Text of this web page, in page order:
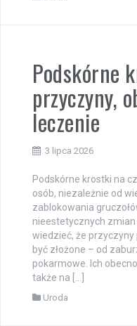
Podskórne
przyczyny,
leczenie
3 lipca 2026
Podskórne krostki na
osób, niezależnie od
zablokowania
nieestetycznych
wiedzieć, że
być złożone – od
pokarmowe. Ich
także na […]
Uroda